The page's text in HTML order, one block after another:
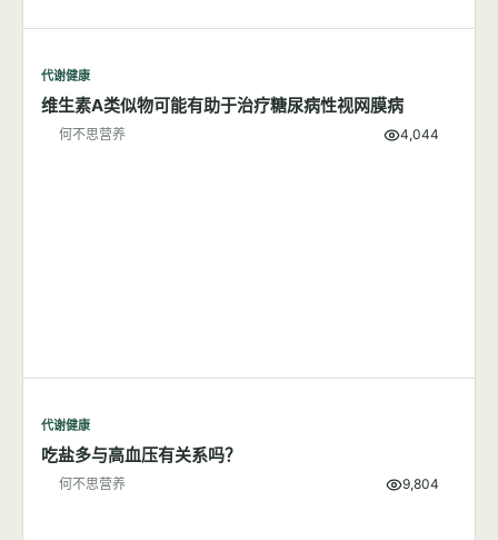
代谢健康
维生素A类似物可能有助于治疗糖尿病性视网膜病
何不思营养 4,044
代谢健康
吃盐多与高血压有关系吗？
何不思营养 9,804